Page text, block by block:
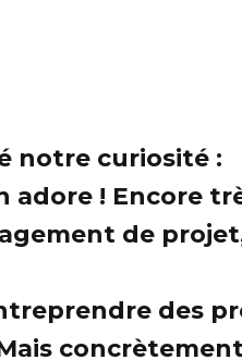
notre curiosité :
adore ! Encore
de
des